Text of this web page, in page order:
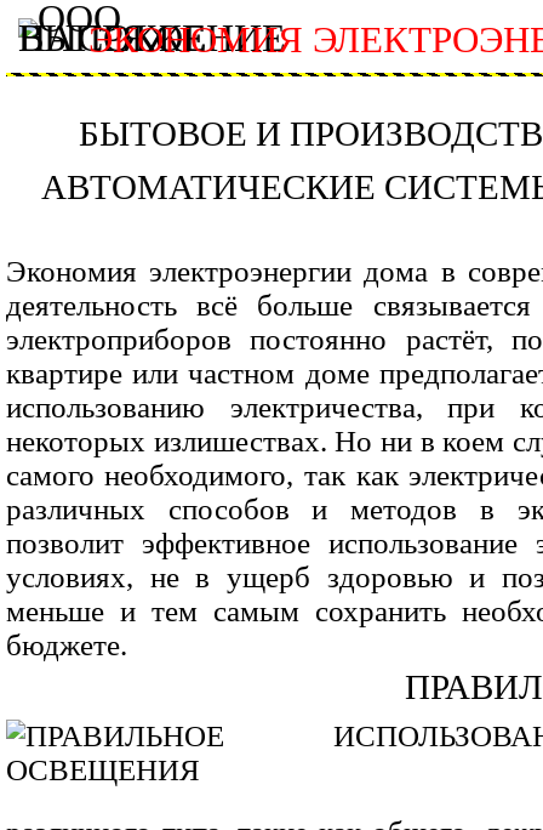
ЭКОНОМИЯ
БЫТОВОЕ И
АВТОМАТИЧЕСКИЕ
Экономия электроэнергии дома в
деятельность всё больше
электроприборов постоянно растёт,
квартире или частном доме
использованию электричества, при
некоторых излишествах. Но ни в коем
самого необходимого, так как
различных способов и методов в
позволит эффективное
условиях, не в ущерб здоровью и
меньше и тем самым сохранить
бюджете.